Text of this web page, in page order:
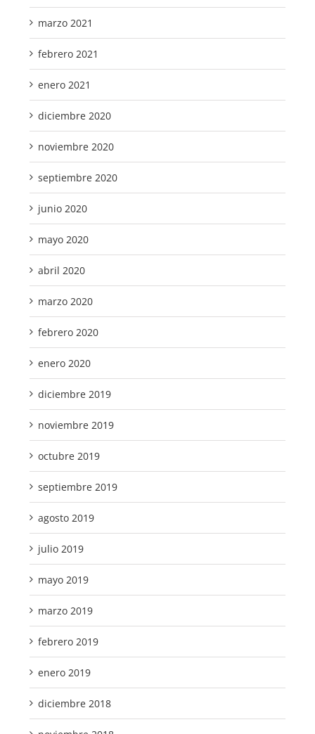
marzo 2021
febrero 2021
enero 2021
diciembre 2020
noviembre 2020
septiembre 2020
junio 2020
mayo 2020
abril 2020
marzo 2020
febrero 2020
enero 2020
diciembre 2019
noviembre 2019
octubre 2019
septiembre 2019
agosto 2019
julio 2019
mayo 2019
marzo 2019
febrero 2019
enero 2019
diciembre 2018